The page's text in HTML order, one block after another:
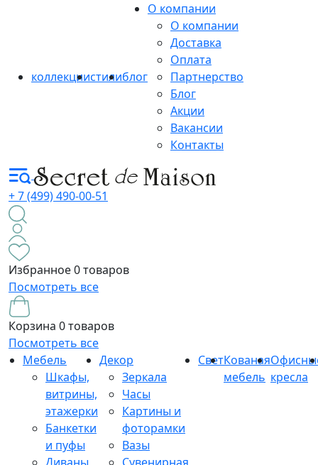
коллекциистилиблог
О компании
О компании
Доставка
Оплата
Партнерство
Блог
Акции
Вакансии
Контакты
+ 7 (499) 490-00-51
Избранное0 товаров
Посмотреть все
Корзина 0 товаров
Посмотреть все
Мебель
Шкафы,
витрины,
этажерки
Банкетки
и пуфы
Декор
Зеркала
Часы
Картины и
фоторамки
Вазы
СветКованая
мебель кресла